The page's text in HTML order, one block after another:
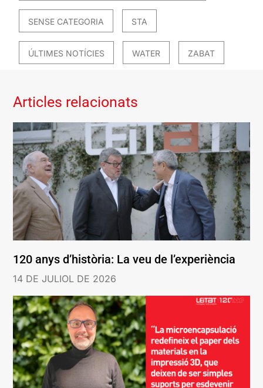
SENSE CATEGORIA STA
ÚLTIMES NOTÍCIES WATER ZABAT
Articles relacionats
120 anys d’història: La veu de l’experiència
14 DE JULIOL DE 2026